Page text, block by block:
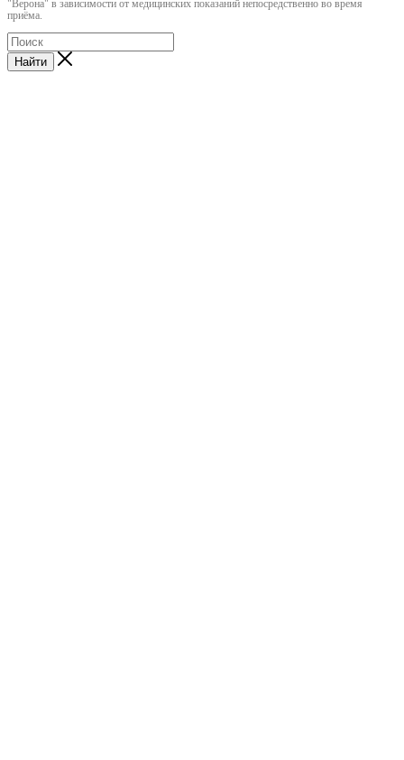
"Верона" в зависимости от медицинских показаний непосредственно во время
приёма.
Найти